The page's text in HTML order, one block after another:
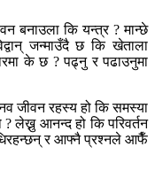
बनाउला कि यन्त्र ? मान्छे
जन्माउँदै छ कि खेताला
के छ ? पढ्नु र पढाउनुमा
जीवन रहस्य हो कि समस्या
लेख्नु आनन्द हो कि परिवर्तन
र आफ्नै प्रश्नले आफैँ